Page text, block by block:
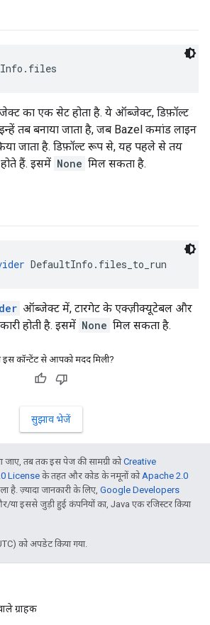
का एक सेट होता है. ये ऑब्जेक्ट, डिफ़ॉल्ट
तब बनाया जाता है, जब Bazel कमांड लाइन
जाता है. डिफ़ॉल्ट रूप से, यह पहले से तय
हैं. इसमें None मिल सकता है.
DefaultInfo.files_to_run
ऑब्जेक्ट में, टारगेट के एक्ज़ीक्यूटेबल और
होती है. इसमें None मिल सकता है.
इस कॉन्टेंट से आपको मदद मिली?
सुझाव भेजें
तब तक इस पेज की सामग्री कोCreative
License के तहत और कोड के नमूनों कोApache 2.0
है. ज़्यादा जानकारी के लिए, Google Developers
इससे जुड़ी हुई कंपनियों का, Java एक रजिस्टर किया
को अपडेट किया गया.
ग्राहक